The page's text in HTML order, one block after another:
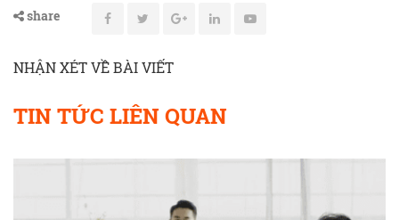
share
NHẬN XÉT VỀ BÀI VIẾT
TIN TỨC LIÊN QUAN